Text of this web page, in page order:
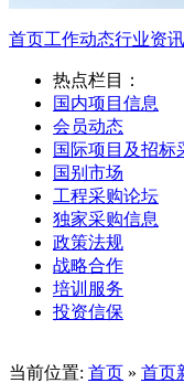
首页工作动态行业资讯
热点栏目：
国内项目信息
会员动态
国际项目及招标
国别市场
工程采购论坛
独家采购信息
政策法规
战略合作
培训服务
投资信保
当前位置: 首页 » 首页